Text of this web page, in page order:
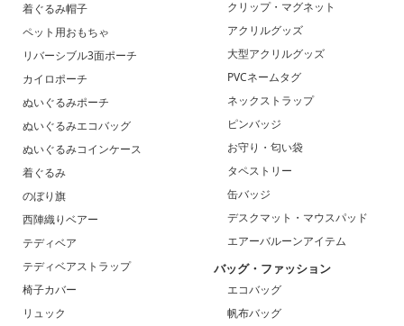
着ぐるみ帽子
ペット用おもちゃ
リバーシブル3面ポーチ
カイロポーチ
ぬいぐるみポーチ
ぬいぐるみエコバッグ
ぬいぐるみコインケース
着ぐるみ
のぼり旗
西陣織りベアー
テディベア
テディベアストラップ
椅子カバー
リュック
クリップ・マグネット
アクリルグッズ
大型アクリルグッズ
PVCネームタグ
ネックストラップ
ピンバッジ
お守り・匂い袋
タペストリー
缶バッジ
デスクマット・マウスパッド
エアーバルーンアイテム
バッグ・ファッション
エコバッグ
帆布バッグ